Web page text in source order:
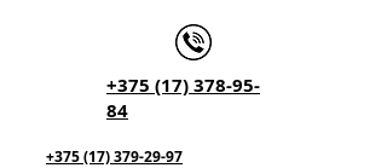
+375 (17) 378-95-
84
+375 (17) 379-29-97